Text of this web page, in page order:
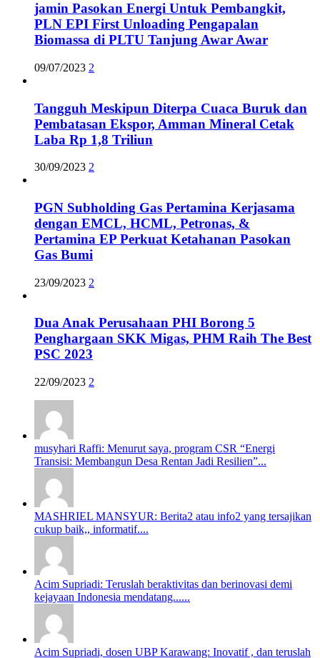
jamin Pasokan Energi Untuk Pembangkit,
PLN EPI First Unloading Pengapalan
Biomassa di PLTU Tanjung Awar Awar
09/07/2023 2
Tangguh Meskipun Diterpa Cuaca Buruk dan
Pembatasan Ekspor, Amman Mineral Cetak
Laba Rp 1,8 Triliun
30/09/2023 2
PGN Subholding Gas Pertamina Kerjasama
dengan EMCL, HCML, Petronas, &
Pertamina EP Perkuat Ketahanan Pasokan
Gas Bumi
23/09/2023 2
Dua Anak Perusahaan PHI Borong 5
Penghargaan SKK Migas, PHM Raih The Best
PSC 2023
22/09/2023 2
musyhari Raffi: Menurut saya, program CSR “Energi
Transisi: Membangun Desa Rentan Jadi Resilien”...
MASHRIEL MANSYUR: Berita2 atau info2 yang tersajikan
cukup baik,, informatif....
Acim Supriadi: Teruslah beraktivitas dan berinovasi demi
kejayaan Indonesia mendatang......
Acim Supriadi, dosen UBP Karawang: Inovatif , dan teruslah